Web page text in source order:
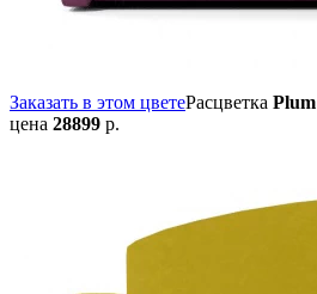
Заказать в этом цветеРасцветка Plum
цена 28899 р.